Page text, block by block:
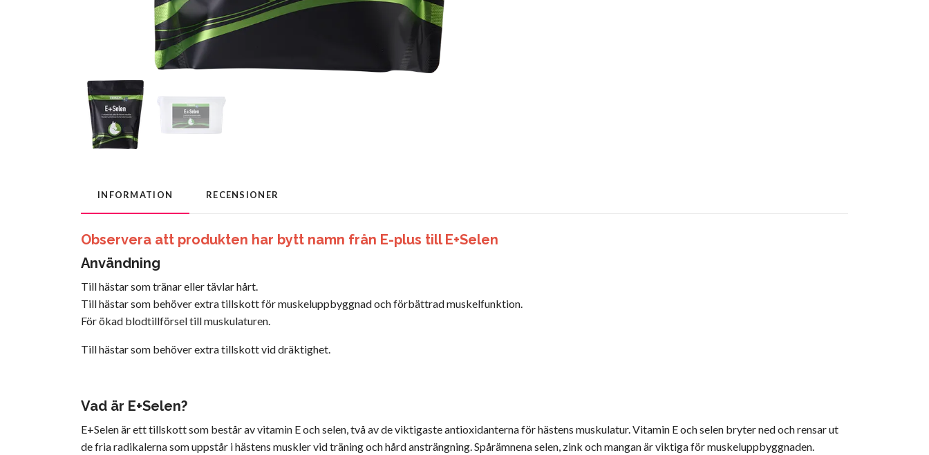
INFORMATION RECENSIONER
Observera att produkten har bytt namn från E-plus till E+Selen
Användning
Till hästar som tränar eller tävlar hårt.
Till hästar som behöver extra tillskott för muskeluppbyggnad och förbättrad muskelfunktion.
För ökad blodtillförsel till muskulaturen.
Till hästar som behöver extra tillskott vid dräktighet.
Vad är E+Selen?
E+Selen är ett tillskott som består av vitamin E och selen, två av de viktigaste antioxidanterna för hästens muskulatur. Vitamin E och selen bryter ned och rensar ut
de fria radikalerna som uppstår i hästens muskler vid träning och hård ansträngning. Spårämnena selen, zink och mangan är viktiga för muskeluppbyggnaden.